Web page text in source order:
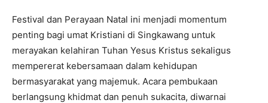
Festival dan Perayaan Natal ini menjadi momentum
penting bagi umat Kristiani di Singkawang untuk
merayakan kelahiran Tuhan Yesus Kristus sekaligus
mempererat kebersamaan dalam kehidupan
bermasyarakat yang majemuk. Acara pembukaan
berlangsung khidmat dan penuh sukacita, diwarnai